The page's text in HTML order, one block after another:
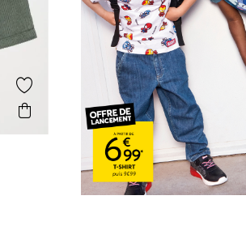
Ajouter aux favoris
Aperçu rapide